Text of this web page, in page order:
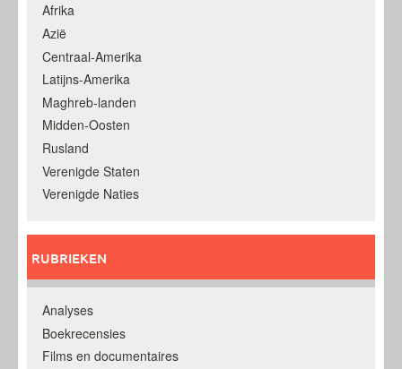
Afrika
Azië
Centraal-Amerika
Latijns-Amerika
Maghreb-landen
Midden-Oosten
Rusland
Verenigde Staten
Verenigde Naties
RUBRIEKEN
Analyses
Boekrecensies
Films en documentaires